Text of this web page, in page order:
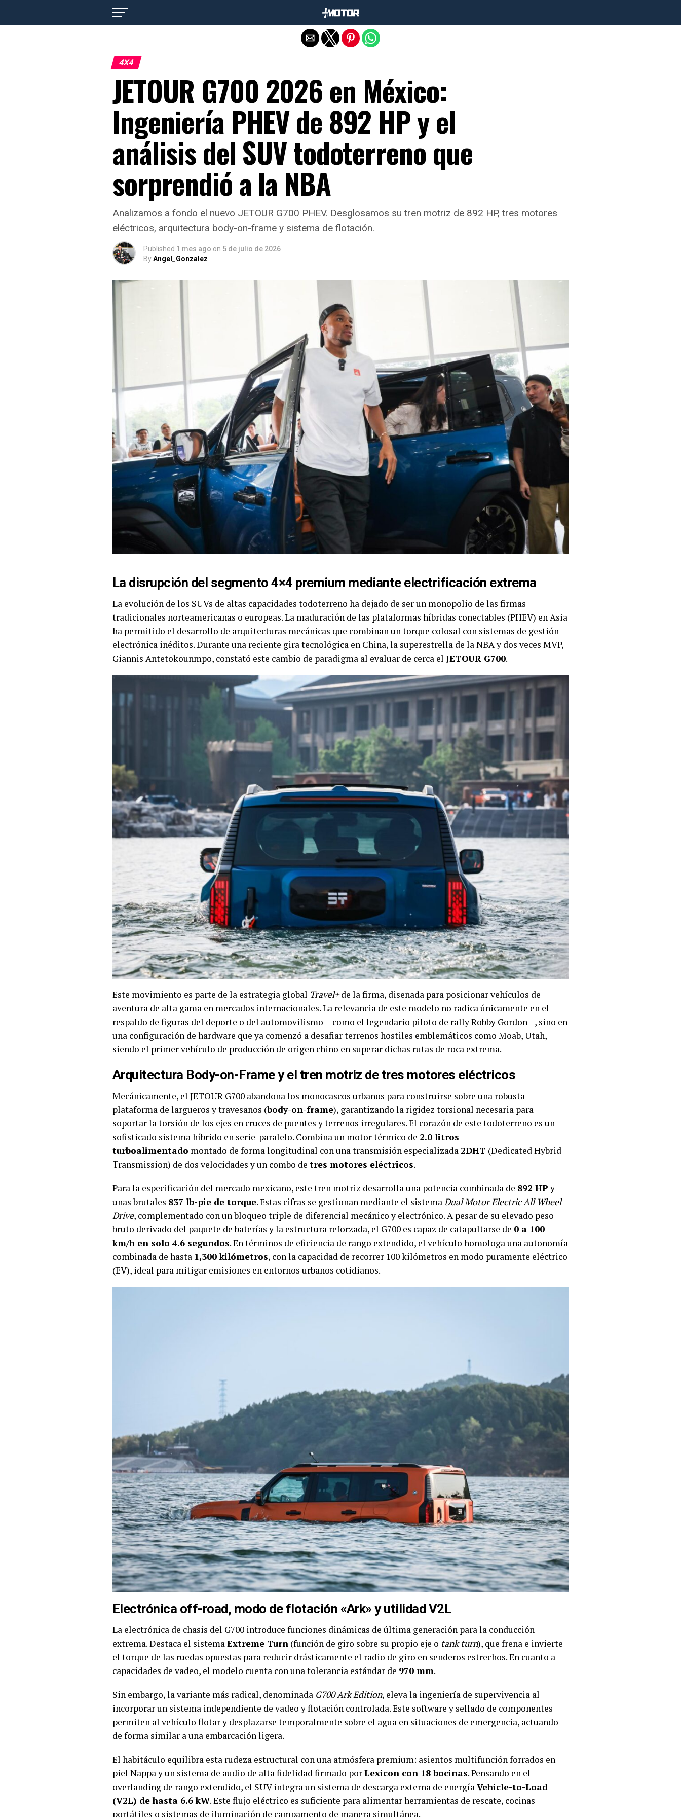
4X4
JETOUR G700 2026 en México:
Ingeniería PHEV de 892 HP y el
análisis del SUV todoterreno que
sorprendió a la NBA
Analizamos a fondo el nuevo JETOUR G700 PHEV. Desglosamos su tren motriz de 892 HP, tres motores
eléctricos, arquitectura body-on-frame y sistema de flotación.
Published 1 mes ago on 5 de julio de 2026
ByAngel_Gonzalez
La disrupción del segmento 4×4 premium mediante electrificación extrema
La evolución de los SUVs de altas capacidades todoterreno ha dejado de ser un monopolio de las firmas
tradicionales norteamericanas o europeas. La maduración de las plataformas híbridas conectables (PHEV) en Asia
ha permitido el desarrollo de arquitecturas mecánicas que combinan un torque colosal con sistemas de gestión
electrónica inéditos. Durante una reciente gira tecnológica en China, la superestrella de la NBA y dos veces MVP,
Giannis Antetokounmpo, constató este cambio de paradigma al evaluar de cerca el JETOUR G700.
Este movimiento es parte de la estrategia global Travel+de la firma, diseñada para posicionar vehículos de
aventura de alta gama en mercados internacionales. La relevancia de este modelo no radica únicamente en el
respaldo de figuras del deporte o del automovilismo —como el legendario piloto de rally Robby Gordon—, sino en
una configuración de hardware que ya comenzó a desafiar terrenos hostiles emblemáticos como Moab, Utah,
siendo el primer vehículo de producción de origen chino en superar dichas rutas de roca extrema.
Arquitectura Body-on-Frame y el tren motriz de tres motores eléctricos
Mecánicamente, el JETOUR G700 abandona los monocascos urbanos para construirse sobre una robusta
plataforma de largueros y travesaños (body-on-frame), garantizando la rigidez torsional necesaria para
soportar la torsión de los ejes en cruces de puentes y terrenos irregulares. El corazón de este todoterreno es un
sofisticado sistema híbrido en serie-paralelo. Combina un motor térmico de 2.0 litros
turboalimentado montado de forma longitudinal con una transmisión especializada 2DHT (Dedicated Hybrid
Transmission) de dos velocidades y un combo de tres motores eléctricos.
Para la especificación del mercado mexicano, este tren motriz desarrolla una potencia combinada de 892 HPy
unas brutales 837 lb-pie de torque. Estas cifras se gestionan mediante el sistemaDual Motor Electric All Wheel
Drive, complementado con un bloqueo triple de diferencial mecánico y electrónico. A pesar de su elevado peso
bruto derivado del paquete de baterías y la estructura reforzada, el G700 es capaz de catapultarse de 0 a 100
km/h en solo 4.6 segundos. En términos de eficiencia de rango extendido, el vehículo homologa una autonomía
combinada de hasta 1,300 kilómetros, con la capacidad de recorrer 100 kilómetros en modo puramente eléctrico
(EV), ideal para mitigar emisiones en entornos urbanos cotidianos.
Electrónica off-road, modo de flotación «Ark» y utilidad V2L
La electrónica de chasis del G700 introduce funciones dinámicas de última generación para la conducción
extrema. Destaca el sistema Extreme Turn (función de giro sobre su propio eje o tank turn), que frena e invierte
el torque de las ruedas opuestas para reducir drásticamente el radio de giro en senderos estrechos. En cuanto a
capacidades de vadeo, el modelo cuenta con una tolerancia estándar de 970 mm.
Sin embargo, la variante más radical, denominada G700 Ark Edition, eleva la ingeniería de supervivencia al
incorporar un sistema independiente de vadeo y flotación controlada. Este software y sellado de componentes
permiten al vehículo flotar y desplazarse temporalmente sobre el agua en situaciones de emergencia, actuando
de forma similar a una embarcación ligera.
El habitáculo equilibra esta rudeza estructural con una atmósfera premium: asientos multifunción forrados en
piel Nappa y un sistema de audio de alta fidelidad firmado porLexicon con 18 bocinas. Pensando en el
overlanding de rango extendido, el SUV integra un sistema de descarga externa de energía Vehicle-to-Load
(V2L) de hasta 6.6 kW. Este flujo eléctrico es suficiente para alimentar herramientas de rescate, cocinas
portátiles o sistemas de iluminación de campamento de manera simultánea.
Salir de la versión móvil